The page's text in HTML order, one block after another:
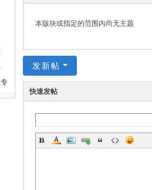
本版块或指定的范围内尚无主题
发新帖
快速发帖